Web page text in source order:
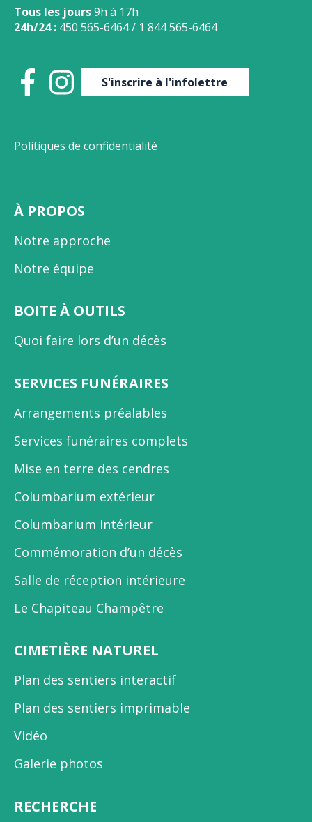
Tous les jours9h à 17h
24h/24 : 450 565-6464/ 1 844 565-6464
S'inscrire à l'infolettre
Politiques de confidentialité
À PROPOS
Notre approche
Notre équipe
BOITE À OUTILS
Quoi faire lors d’un décès
SERVICES FUNÉRAIRES
Arrangements préalables
Services funéraires complets
Mise en terre des cendres
Columbarium extérieur
Columbarium intérieur
Commémoration d’un décès
Salle de réception intérieure
Le Chapiteau Champêtre
CIMETIÈRE NATUREL
Plan des sentiers interactif
Plan des sentiers imprimable
Vidéo
Galerie photos
RECHERCHE